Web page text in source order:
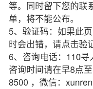
等。同时留下您的联
单，将不能公布。
5、验证码：如果此
时会出错，请点击验
6、咨询电话：110
咨询时间请在早8点
8500 ，微信：